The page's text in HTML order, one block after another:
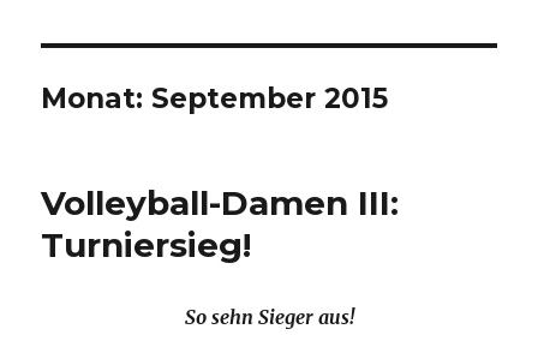
Monat: September 2015
Volleyball-Damen III:
Turniersieg!
So sehn Sieger aus!